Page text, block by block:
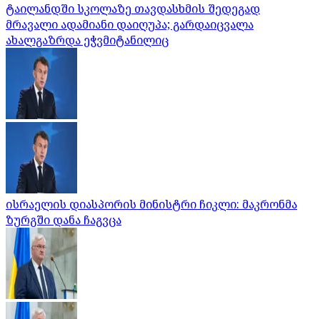
ტაილანდში სკოლაზე თავდასხმის შედეგად
მრავალი ადამიანი დაიღუპა; გარდაიცვალა
ახალგაზრდა ეჭვმიტანილიც
ისრაელის დიასპორის მინისტრი ჩიკლი: მაკრონმა
ზურგში დანა ჩაგვცა